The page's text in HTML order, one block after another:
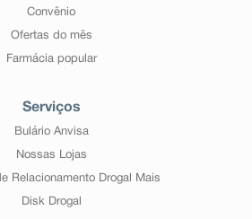
Convênio
Ofertas do mês
Farmácia popular
Serviços
Bulário Anvisa
Nossas Lojas
Relacionamento Drogal Mais
Disk Drogal